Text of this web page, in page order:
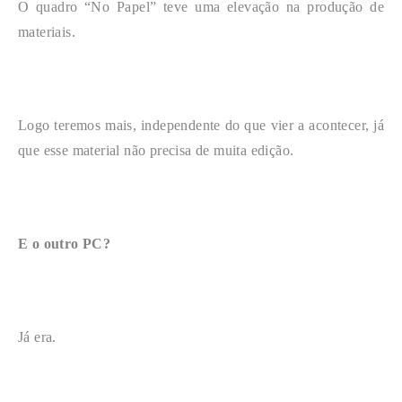
O quadro “No Papel” teve uma elevação na produção de
materiais.
Logo teremos mais, independente do que vier a acontecer, já
que esse material não precisa de muita edição.
E o outro PC?
Já era.